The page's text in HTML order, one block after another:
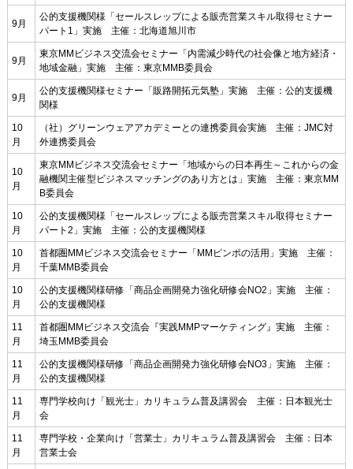
9月
公的支援機関様「セールスレップによる販売営業スキル取得セミナー
パート1」実施 主催：北海道旭川市
9月
東京MMビジネス交流会セミナー「内需減少時代の社会像と地方経済・
地域金融」実施 主催：東京MMB委員会
9月
公的支援機関様セミナー「販路開拓元気塾」実施 主催：公的支援機
関様
10
月
（社）グリーンウェアアカデミーとの連携委員会実施 主催：JMC対
外連携委員会
10
月
東京MMビジネス交流会セミナー「地域からの日本再生～これからの金
融機関主催型ビジネスマッチングのあり方とは」実施 主催：東京MM
B委員会
10
月
公的支援機関様「セールスレップによる販売営業スキル取得セミナー
パート2」実施 主催：公的支援機関様
10
月
首都圏MMビジネス交流会セミナー「MMピンポの活用」実施 主催：
千葉MMB委員会
10
月
公的支援機関様研修「商品企画開発力強化研修会NO2」実施 主催：
公的支援機関様
11
月
首都圏MMビジネス交流会『実践MMPマーケティング』実施 主催：
埼玉MMB委員会
11
月
公的支援機関様研修「商品企画開発力強化研修会NO3」実施 主催：
公的支援機関様
11
月
専門学校向け「観光士」カリキュラム普及講習会 主催：日本観光士
会
11
月
専門学校・企業向け「営業士」カリキュラム普及講習会 主催：日本
営業士会